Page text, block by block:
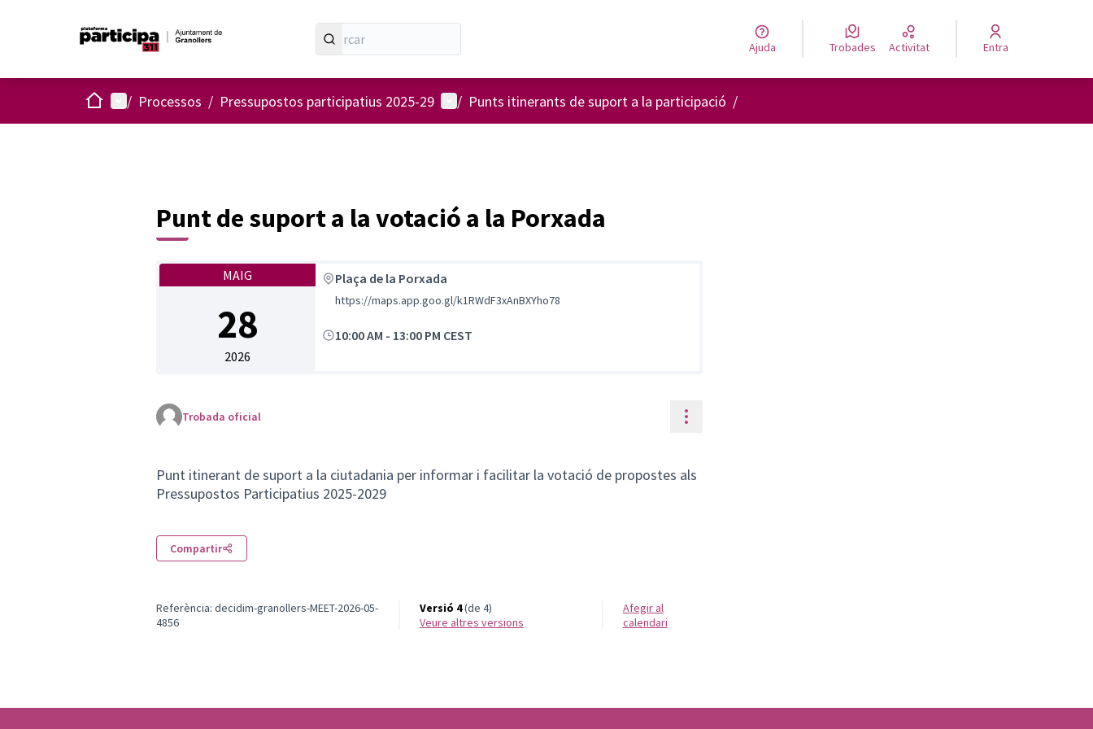
Ajuda Trobades Activitat Entra
Inici Menú principal
/ Processos / Pressupostos participatius 2025-29 Menú d'usuari
/ Punts itinerants de suport a la participació /
Punt de suport a la votació a la Porxada
MAIG
28
2026
Plaça de la Porxada
https://maps.app.goo.gl/k1RWdF3xAnBXYho78
10:00 AM - 13:00 PM CEST
Trobada oficial Controls de recursos
Punt itinerant de suport a la ciutadania per informar i facilitar la votació de propostes als
Pressupostos Participatius 2025-2029
Compartir
Referència: decidim-granollers-MEET-2026-05-
4856
Versió 4(de 4)
veure altres versions
Afegir al
calendari